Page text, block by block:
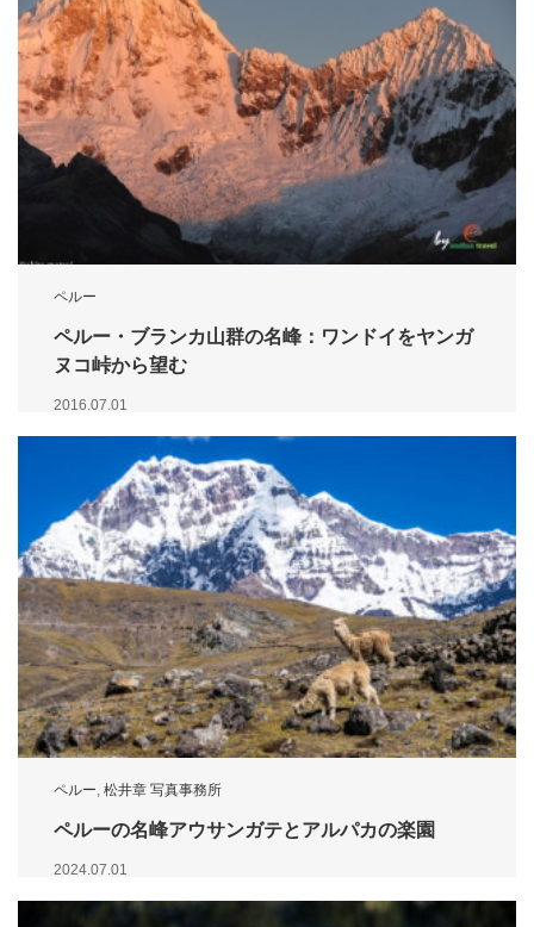
ペルー
ペルー・ブランカ山群の名峰：ワンドイをヤンガ
ヌコ峠から望む
2016.07.01
ペルー 松井章 写真事務所
ペルーの名峰アウサンガテとアルパカの楽園
2024.07.01